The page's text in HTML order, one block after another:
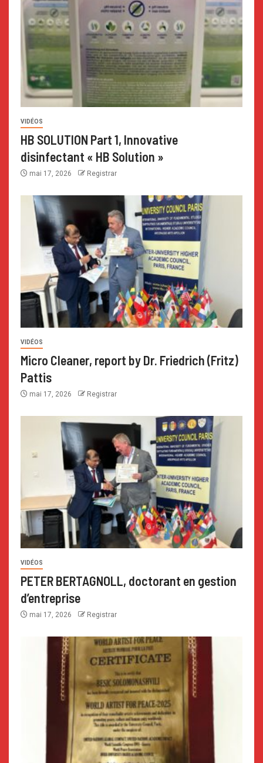
VIDÉOS
HB SOLUTION Part 1, Innovative
disinfectant « HB Solution »
mai 17, 2026 Registrar
VIDÉOS
Micro Cleaner, report by Dr. Friedrich (Fritz)
Pattis
mai 17, 2026 Registrar
VIDÉOS
PETER BERTAGNOLL, doctorant en gestion
d’entreprise
mai 17, 2026 Registrar